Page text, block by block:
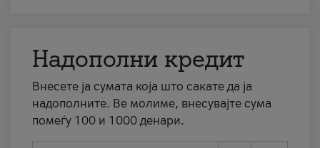
Надополни кредит
Внесете ја сумата која што сакате да ја
надополните. Ве молиме, внесувајте сума
помеѓу 100 и 1000 денари.